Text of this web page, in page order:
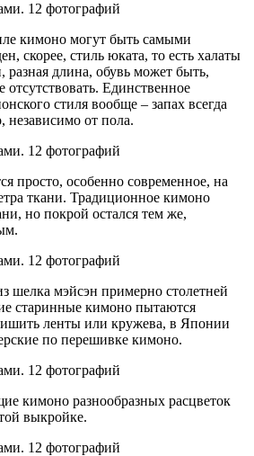
кимоно могут быть самыми
скорее, стиль юката, то есть халаты
разная длина, обувь может быть,
отсутствовать. Единственное
стиля вообще – запах всегда
независимо от пола.
просто, особенно современное, на
ткани. Традиционное кимоно
но покрой остался тем же,
шелка мэйсэн примерно столетней
старинные кимоно пытаются
ленты или кружева, в Японии
по перешивке кимоно.
кимоно разнообразных расцветок
выкройке.